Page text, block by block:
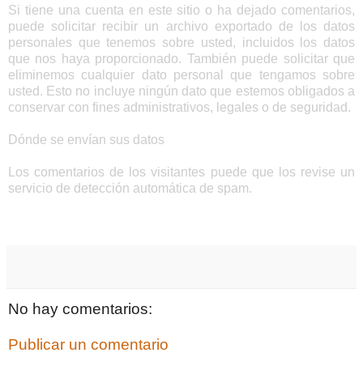
Si tiene una cuenta en este sitio o ha dejado comentarios,
puede solicitar recibir un archivo exportado de los datos
personales que tenemos sobre usted, incluidos los datos
que nos haya proporcionado. También puede solicitar que
eliminemos cualquier dato personal que tengamos sobre
usted. Esto no incluye ningún dato que estemos obligados a
conservar con fines administrativos, legales o de seguridad.
Dónde se envían sus datos
Los comentarios de los visitantes puede que los revise un
servicio de detección automática de spam.
No hay comentarios:
Publicar un comentario